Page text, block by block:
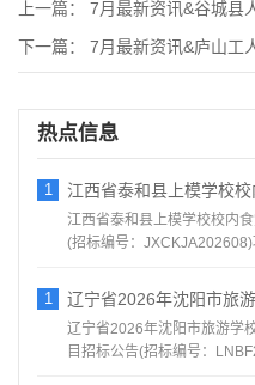
上一篇：
7月最新资讯&谷城县
下一篇：
7月最新资讯&庐山工
热点信息
1 江西省泰和县上模学校
江西省泰和县上模学校校内
(招标编号：JXCKJA202608)
1 辽宁省2026年沈阳市旅
辽宁省2026年沈阳市旅游学
目招标公告(招标编号：